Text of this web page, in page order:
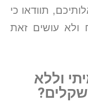
תוודאו כי
ולא עושים זאת
וללא